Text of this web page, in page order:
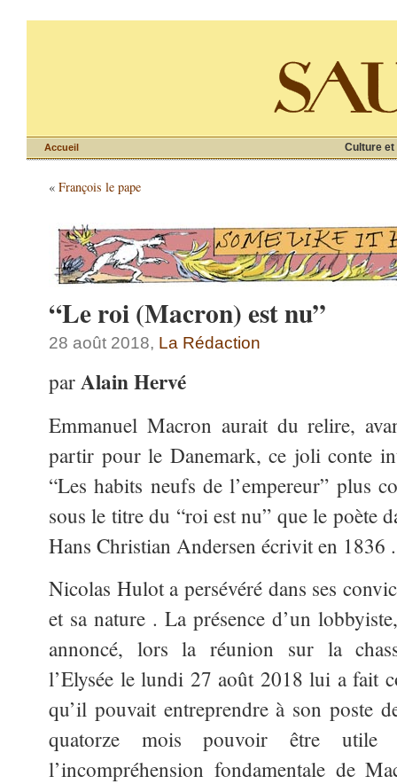
Culture et
Accueil
« François le pape
“Le roi (Macron) est nu”
28 août 2018, La Rédaction
parAlain Hervé
Emmanuel Macron aurait du relire,
partir pour le Danemark, ce joli conte
“Les habits neufs de l’empereur” plus
sous le titre du “roi est nu” que le poète
Hans Christian Andersen écrivit en 1836 .
Nicolas Hulot a persévéré dans ses
et sa nature . La présence d’un
annoncé, lors la réunion sur la
l’Elysée le lundi 27 août 2018 lui a fait
qu’il pouvait entreprendre à son poste
quatorze mois pouvoir être
l’incompréhension fondamentale de